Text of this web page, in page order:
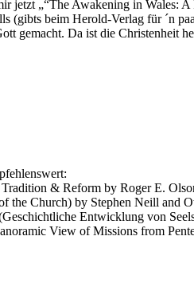
jetzt „“The Awakening in Wales:
(gibts beim Herold-Verlag für ´n
gemacht. Da ist die
& Reform by Roger E.
Church) by Stephen Neill and
Entwicklung von
View of Missions from